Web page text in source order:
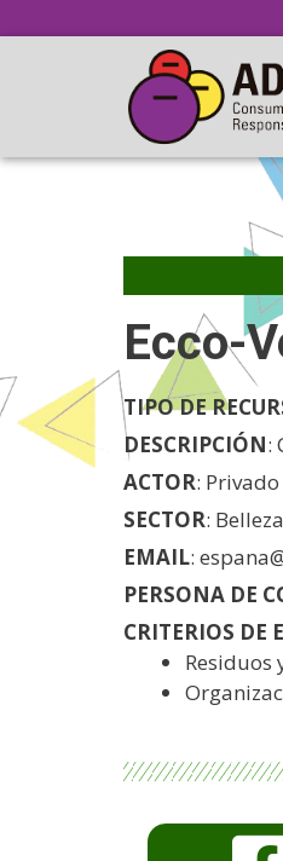
Ecco-
TIPO DE
DESCRIPCIÓN:
ACTOR: Privado
SECTOR:
EMAIL:
PERSONA DE
CRITERIOS DE
Residuos